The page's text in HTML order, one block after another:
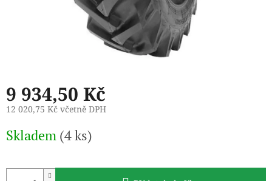
9 934,50 Kč
12 020,75 Kč včetně DPH
cena:
Skladem (4 ks)